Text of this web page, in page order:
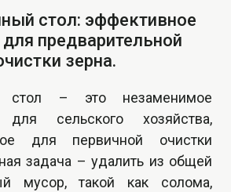
стол: эффективное
предварительной
зерна.
стол – это незаменимое
для сельского хозяйства,
для первичной очистки
задача – удалить из общей
мусор, такой как солома,